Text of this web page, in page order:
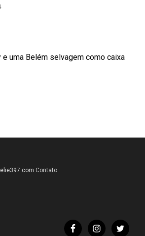
e uma Belém selvagem como caixa
Contato